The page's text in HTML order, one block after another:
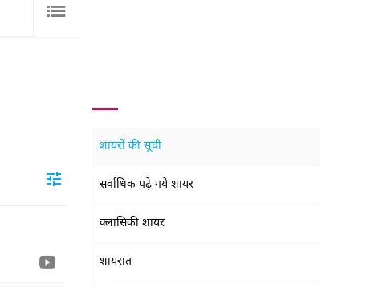
शायरों की सूची
सर्वाधिक पढ़े गये शायर
क्लासिकी शायर
शायरात